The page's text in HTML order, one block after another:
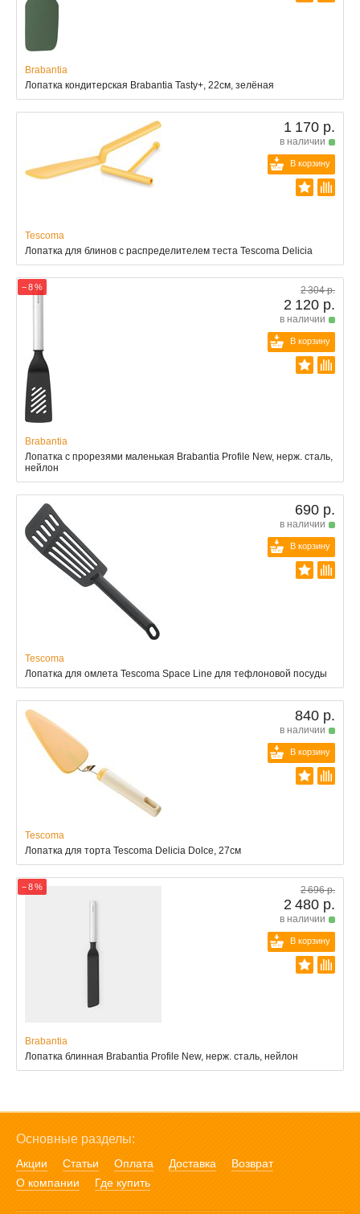
Brabantia
Лопатка кондитерская Brabantia Tasty+, 22см, зелёная
1 170 р.
в наличии
В корзину
Tescoma
Лопатка для блинов с распределителем теста Tescoma Delicia
− 8 % 2 304 р.
2 120 р.
в наличии
В корзину
Brabantia
Лопатка с прорезями маленькая Brabantia Profile New, нерж. сталь,
нейлон
690 р.
в наличии
В корзину
Tescoma
Лопатка для омлета Tescoma Space Line для тефлоновой посуды
840 р.
в наличии
В корзину
Tescoma
Лопатка для торта Tescoma Delicia Dolce, 27см
− 8 % 2 696 р.
2 480 р.
в наличии
В корзину
Brabantia
Лопатка блинная Brabantia Profile New, нерж. сталь, нейлон
Основные разделы:
Акции Статьи Оплата Доставка
Возврат
О компании
Где купить